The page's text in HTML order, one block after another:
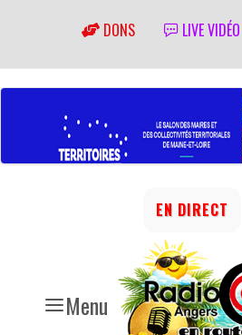
DONS LIVE VIDÉO
Menu
EN DIRECT